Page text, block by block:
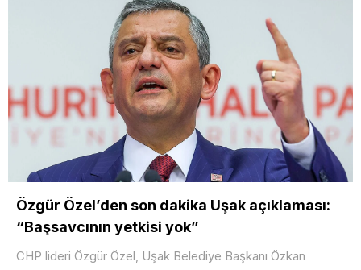
Özgür Özel’den son dakika Uşak açıklaması:
“Başsavcının yetkisi yok”
CHP lideri Özgür Özel, Uşak Belediye Başkanı Özkan